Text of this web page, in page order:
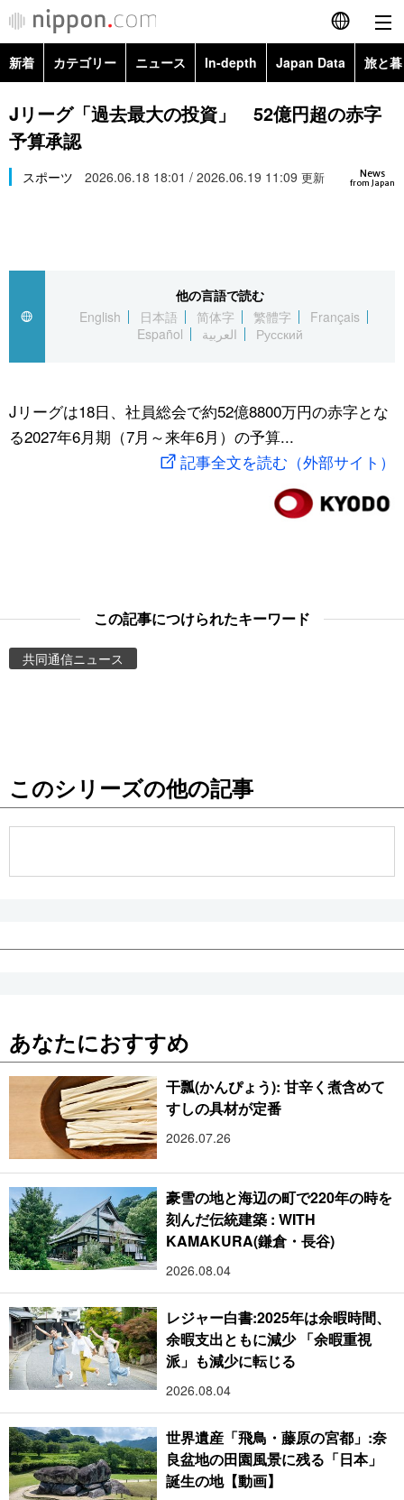
English
简体字
Русский
カテゴリー
経済・ビジネス
国際
文化
トップ
アーカイブ
In-depth
Japan Data
動画/Live
お知らせ
新着 カテゴリー ニュース In-depth Japan Data 旅と
政治・外交
経済・ビジネス
スポーツ・東京2020
Topics
Jリーグ「過去最大の投資」 52億円超の赤字
予算承認
News
from Japan
スポーツ 2026.06.18 18:01 / 2026.06.19 11:09 更新
他の言語で読む
English
日本語 简体字 繁體字
Français
Español
العربية Русский
Jリーグは18日、社員総会で約52億8800万円の赤字とな
る2027年6月期（7月～来年6月）の予算...
記事全文を読む（外部サイト）
この記事につけられたキーワード
共同通信ニュース
このシリーズの他の記事
あなたにおすすめ
干瓢(かんぴょう): 甘辛く煮含めて
すしの具材が定番
2026.07.26
豪雪の地と海辺の町で220年の時を
刻んだ伝統建築 : WITH
KAMAKURA(鎌倉・長谷)
2026.08.04
レジャー白書:2025年は余暇時間、
余暇支出ともに減少 「余暇重視
派」も減少に転じる
2026.08.04
世界遺産「飛鳥・藤原の宮都」:奈
良盆地の田園風景に残る「日本」
誕生の地【動画】